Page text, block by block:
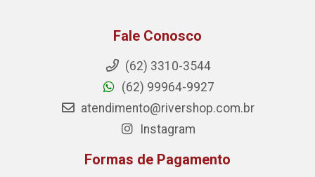
Fale Conosco
(62) 3310-3544
(62) 99964-9927
atendimento@rivershop.com.br
Instagram
Formas de Pagamento